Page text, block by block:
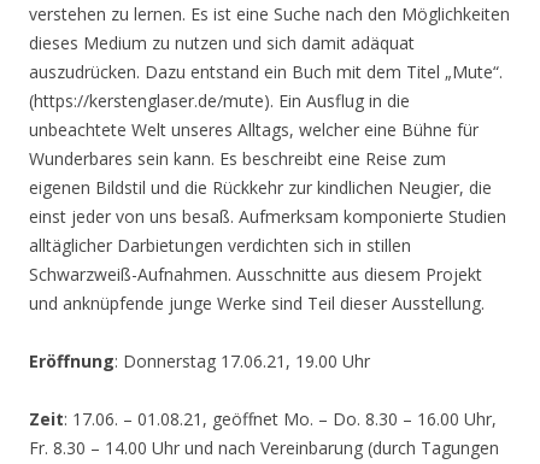
verstehen zu lernen. Es ist eine Suche nach den Möglichkeiten
dieses Medium zu nutzen und sich damit adäquat
auszudrücken. Dazu entstand ein Buch mit dem Titel „Mute“.
(https://kerstenglaser.de/mute). Ein Ausflug in die
unbeachtete Welt unseres Alltags, welcher eine Bühne für
Wunderbares sein kann. Es beschreibt eine Reise zum
eigenen Bildstil und die Rückkehr zur kindlichen Neugier, die
einst jeder von uns besaß. Aufmerksam komponierte Studien
alltäglicher Darbietungen verdichten sich in stillen
Schwarzweiß-Aufnahmen. Ausschnitte aus diesem Projekt
und anknüpfende junge Werke sind Teil dieser Ausstellung.
Eröffnung: Donnerstag 17.06.21, 19.00 Uhr
Zeit: 17.06. – 01.08.21, geöffnet Mo. – Do. 8.30 – 16.00 Uhr,
Fr. 8.30 – 14.00 Uhr und nach Vereinbarung (durch Tagungen